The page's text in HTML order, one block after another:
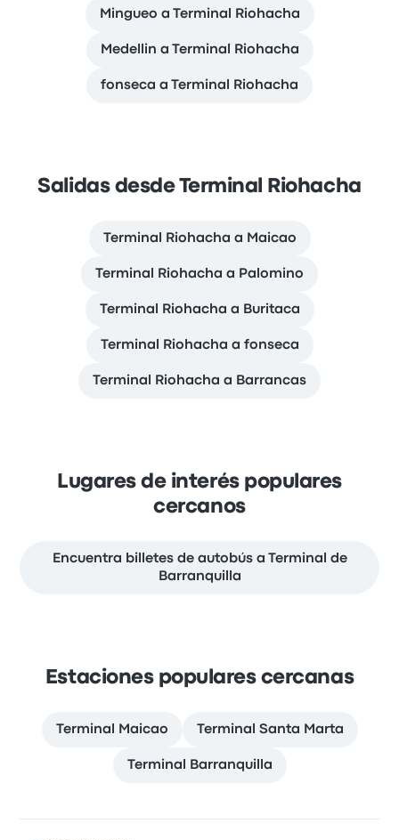
Mingueo a Terminal Riohacha
Medellin a Terminal Riohacha
fonseca a Terminal Riohacha
Salidas desde Terminal Riohacha
Terminal Riohacha a Maicao
Terminal Riohacha a Palomino
Terminal Riohacha a Buritaca
Terminal Riohacha a fonseca
Terminal Riohacha a Barrancas
Lugares de interés populares
cercanos
Encuentra billetes de autobús a Terminal de
Barranquilla
Estaciones populares cercanas
Terminal Maicao Terminal Santa Marta
Terminal Barranquilla